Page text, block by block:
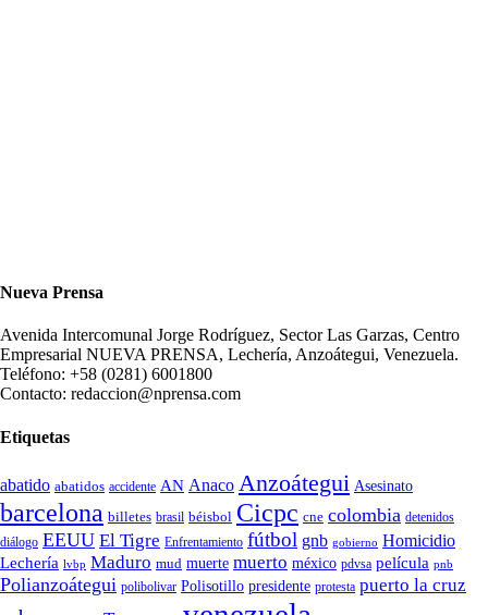
Nueva Prensa
Avenida Intercomunal Jorge Rodríguez, Sector Las Garzas, Centro
Empresarial NUEVA PRENSA, Lechería, Anzoátegui, Venezuela.
Teléfono: +58 (0281) 6001800
Contacto: redaccion@nprensa.com
Etiquetas
abatido abatidos accidente AN Anaco Anzoátegui Asesinato
barcelona billetes brasil béisbol Cicpc cne colombia detenidos
diálogo EEUU El Tigre Enfrentamiento fútbol gnb gobierno Homicidio
Lechería lvbp Maduro mud muerte muerto méxico pdvsa película pnb
Polianzoátegui polibolivar Polisotillo presidente protesta puerto la cruz